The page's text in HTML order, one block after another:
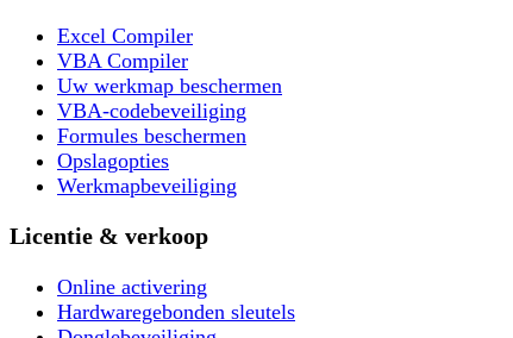
Excel Compiler
VBA Compiler
Uw werkmap beschermen
VBA-codebeveiliging
Formules beschermen
Opslagopties
Werkmapbeveiliging
Licentie & verkoop
Online activering
Hardwaregebonden sleutels